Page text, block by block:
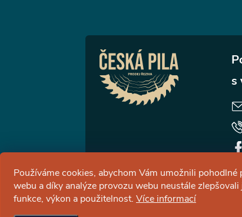
Používáme cookies, abychom Vám umožnili pohodlné
webu a díky analýze provozu webu neustále zlepšovali
funkce, výkon a použitelnost. Více informací